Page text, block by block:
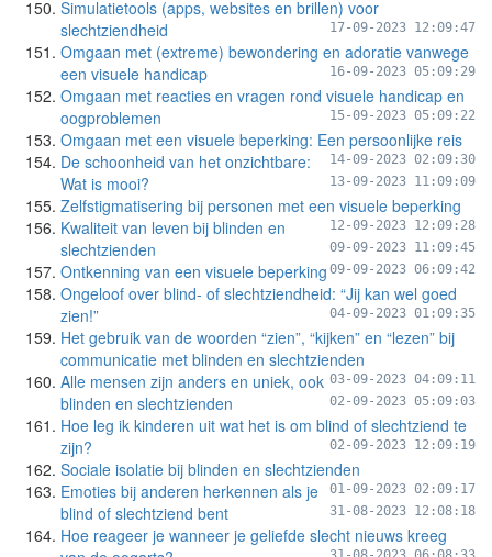
Simulatietools (apps, websites en brillen) voor
slechtziendheid
17-09-2023 12:09:47
Omgaan met (extreme) bewondering en adoratie vanwege
een visuele handicap
16-09-2023 05:09:29
Omgaan met reacties en vragen rond visuele handicap en
oogproblemen
15-09-2023 05:09:22
Omgaan met een visuele beperking: Een persoonlijke reis
14-09-2023 02:09:30
De schoonheid van het onzichtbare:
Wat is mooi?
13-09-2023 11:09:09
Zelfstigmatisering bij personen met een visuele beperking
12-09-2023 12:09:28
Kwaliteit van leven bij blinden en
slechtzienden
09-09-2023 11:09:45
Ontkenning van een visuele beperking 09-09-2023 06:09:42
Ongeloof over blind- of slechtziendheid: “Jij kan wel goed
zien!”
04-09-2023 01:09:35
Het gebruik van de woorden “zien”, “kijken” en “lezen” bij
communicatie met blinden en slechtzienden
03-09-2023 04:09:11
Alle mensen zijn anders en uniek, ook
blinden en slechtzienden
02-09-2023 05:09:03
Hoe leg ik kinderen uit wat het is om blind of slechtziend te
zijn?
02-09-2023 12:09:19
Sociale isolatie bij blinden en slechtzienden
01-09-2023 02:09:17
Emoties bij anderen herkennen als je
blind of slechtziend bent
31-08-2023 12:08:18
Hoe reageer je wanneer je geliefde slecht nieuws kreeg